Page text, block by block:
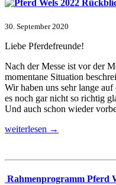
30. September 2020
Liebe Pferdefreunde!
Nach der Messe ist vor der
momentane Situation
Wir haben uns sehr lange
es noch gar nicht so richtig
Und auch schon wieder
weiterlesen →
Rahmenprogramm Pferd